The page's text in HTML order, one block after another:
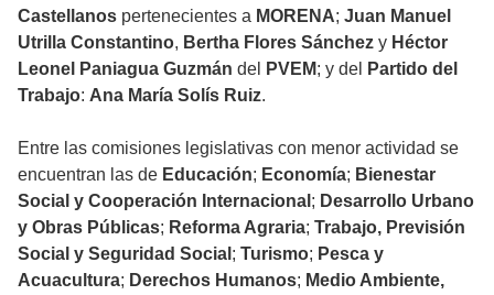
Castellanos pertenecientes a MORENA; Juan Manuel
Utrilla Constantino, Bertha Flores Sánchez y Héctor
Leonel Paniagua Guzmán del PVEM; y del
Partido del
Trabajo: Ana María Solís Ruiz.
Entre las comisiones legislativas con menor actividad se
encuentran las de Educación; Economía; Bienestar
Social y Cooperación Internacional ; Desarrollo Urbano
y Obras Públicas; Reforma Agraria; Trabajo, Previsión
Social y Seguridad Social ; Turismo; Pesca y
Acuacultura; Derechos Humanos; Medio Ambiente,